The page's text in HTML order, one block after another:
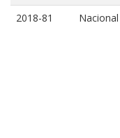
2018-81 Nacional